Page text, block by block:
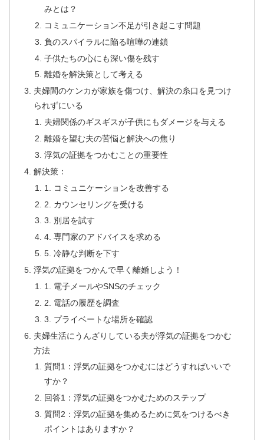
みとは？
コミュニケーション不足が引き起こす問題
負のスパイラルに陥る喧嘩の連鎖
子供たちの心にも深い傷を残す
離婚を解決策として考える
夫婦間のケンカが家族を傷つけ、解決の糸口を見つけ
られずにいる
夫婦関係のギスギスが子供にもダメージを与える
離婚を望む夫の苦悩と解決への焦り
浮気の証拠をつかむことの重要性
解決策：
1. コミュニケーションを改善する
2. カウンセリングを受ける
3. 別居を試す
4. 専門家のアドバイスを求める
5. 冷静な判断を下す
浮気の証拠をつかんで早く離婚しよう！
1. 電子メールやSNSのチェック
2. 電話の履歴を調査
3. プライベートな場所を確認
夫婦生活にうんざりしている夫が浮気の証拠をつかむ
方法
質問1：浮気の証拠をつかむにはどうすればいいで
すか？
回答1：浮気の証拠をつかむためのステップ
質問2：浮気の証拠を集めるために気をつけるべき
ポイントはありますか？